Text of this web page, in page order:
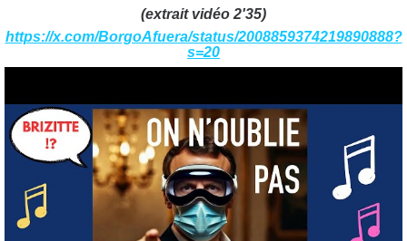
(extrait vidéo 2'35)
https://x.com/BorgoAfuera/status/2008859374219890888?
s=20